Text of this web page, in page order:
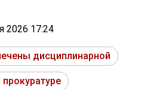
2026 17:24
дисциплинарной